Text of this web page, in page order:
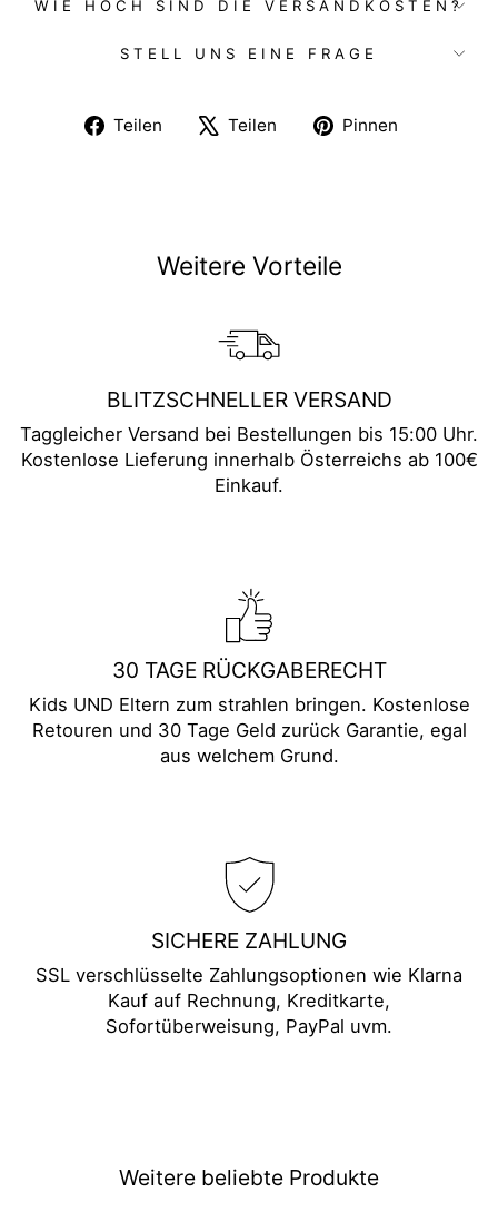
WIE HOCH SIND DIE VERSANDKOSTEN?
STELL UNS EINE FRAGE
Teilen
Auf
Teilen
Auf
Pinnen
Weitere Vorteile
BLITZSCHNELLER VERSAND
Taggleicher Versand bei Bestellungen bis 15:00 Uhr.
Kostenlose Lieferung innerhalb Österreichs ab 100€
Einkauf.
30 TAGE RÜCKGABERECHT
Kids UND Eltern zum strahlen bringen. Kostenlose
Retouren und 30 Tage Geld zurück Garantie, egal
aus welchem Grund.
SICHERE ZAHLUNG
SSL verschlüsselte Zahlungsoptionen wie Klarna
Kauf auf Rechnung, Kreditkarte,
Sofortüberweisung, PayPal uvm.
Weitere beliebte Produkte